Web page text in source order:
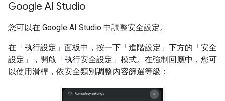
Google AI Studio
您可以在 Google AI Studio 中調整安全設定。
在「執行設定」 面板中，按一下「進階設定」 下方的「安全
設定」
，開啟「執行安全設定」 模式。在強制回應中，您可
以使用滑桿，依安全類別調整內容篩選等級：